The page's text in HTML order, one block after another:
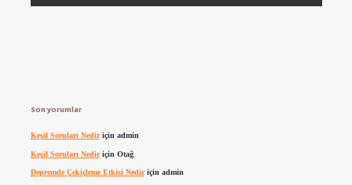
Son yorumlar
Keşif Soruları Nediriçin admin
Keşif Soruları Nediriçin Otağ
Depremde Çekiçleme Etkisi Nediriçin admin